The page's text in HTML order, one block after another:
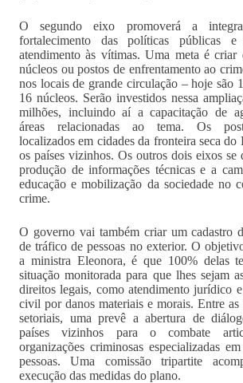
O segundo eixo promoverá a
fortalecimento das políticas públicas
atendimento às vítimas. Uma meta é criar
núcleos ou postos de enfrentamento ao
nos locais de grande circulação – hoje são
16 núcleos. Serão investidos nessa
milhões, incluindo aí a capacitação de
áreas relacionadas ao tema. Os
localizados em cidades da fronteira seca do
os países vizinhos. Os outros dois eixos se
produção de informações técnicas e a
educação e mobilização da sociedade no
crime.
O governo vai também criar um cadastro
de tráfico de pessoas no exterior. O
a ministra Eleonora, é que 100% delas
situação monitorada para que lhes sejam
direitos legais, como atendimento jurídico
civil por danos materiais e morais. Entre as
setoriais, uma prevê a abertura de
países vizinhos para o combate
organizações criminosas especializadas
pessoas. Uma comissão tripartite
execução das medidas do plano.